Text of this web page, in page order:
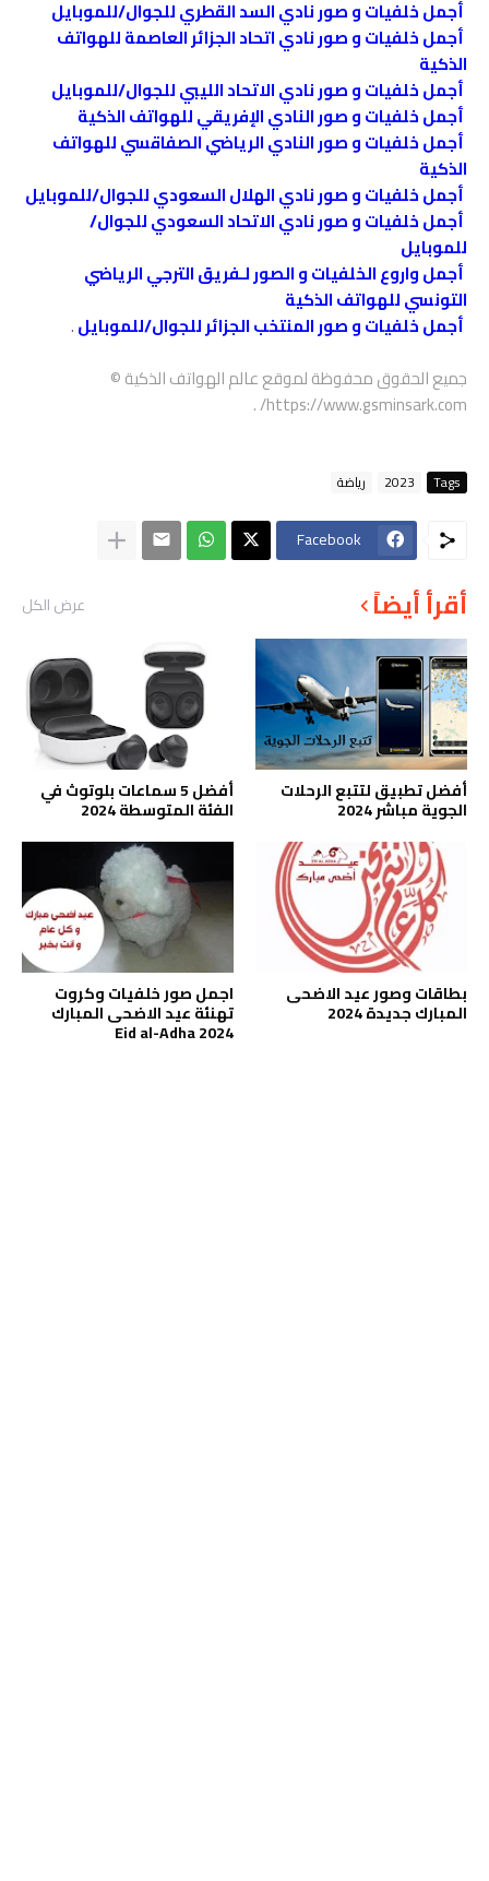
أجمل خلفيات و صور نادي السد القطري للجوال/للموبايل
أجمل خلفيات و صور نادي اتحاد الجزائر العاصمة للهواتف
الذكية
أجمل خلفيات و صور نادي الاتحاد الليبي للجوال/للموبايل
أجمل خلفيات و صور النادي الإفريقي للهواتف الذكية
أجمل خلفيات و صور النادي الرياضي الصفاقسي للهواتف
الذكية
أجمل خلفيات و صور نادي الهلال السعودي للجوال/للموبايل
أجمل خلفيات و صور نادي الاتحاد السعودي للجوال/
للموبايل
أجمل واروع الخلفيات و الصور لـفريق الترجي الرياضي
التونسي للهواتف الذكية
أجمل خلفيات و صور المنتخب الجزائر للجوال/للموبايل.
جميع الحقوق محفوظة لموقع عالم الهواتف الذكية ©
https://www.gsminsark.com/ .
Tags
2023 رياضة
Facebook
أقرأ أيضاً عرض الكل
أفضل تطبيق لتتبع الرحلات
الجوية مباشر 2024
أفضل 5 سماعات بلوتوث في
الفئة المتوسطة 2024
بطاقات وصور عيد الاضحى
المبارك جديدة 2024
اجمل صور خلفيات وكروت
تهنئة عيد الاضحى المبارك
2024 Eid al-Adha